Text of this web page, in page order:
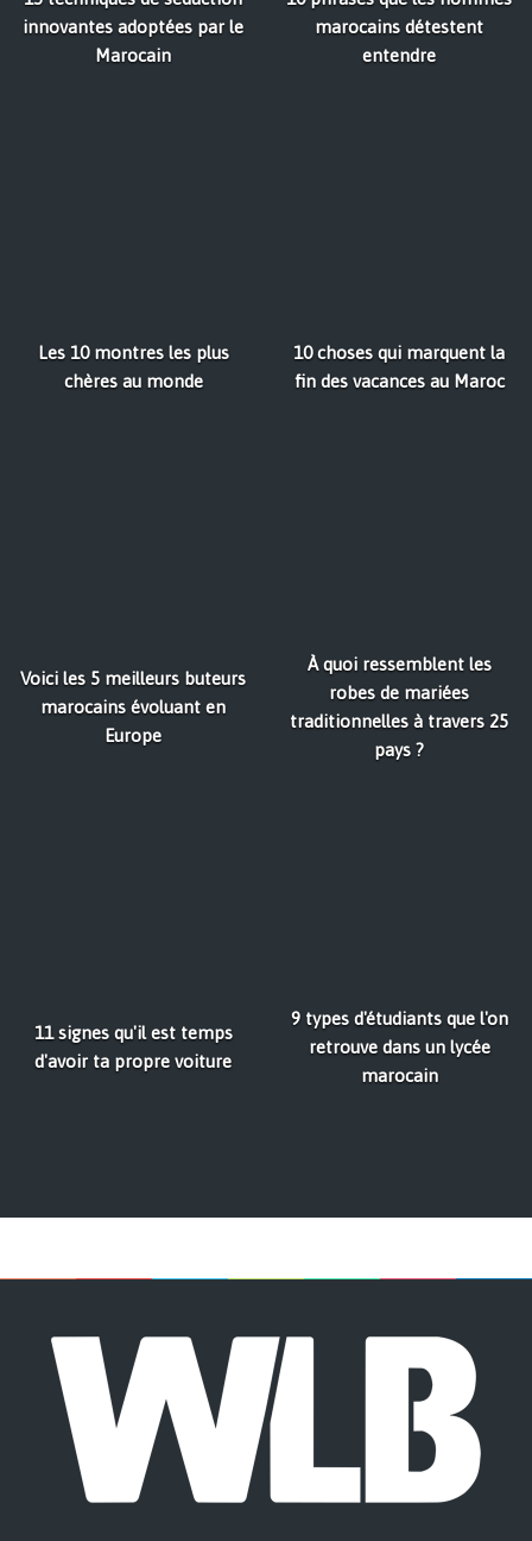
innovantes adoptées par le
Marocain
marocains détestent
entendre
Les 10 montres les plus
chères au monde
10 choses qui marquent la
fin des vacances au Maroc
Voici les 5 meilleurs buteurs
marocains évoluant en
Europe
À quoi ressemblent les
robes de mariées
traditionnelles à travers 25
pays ?
11 signes qu'il est temps
d'avoir ta propre voiture
9 types d'étudiants que l'on
retrouve dans un lycée
marocain